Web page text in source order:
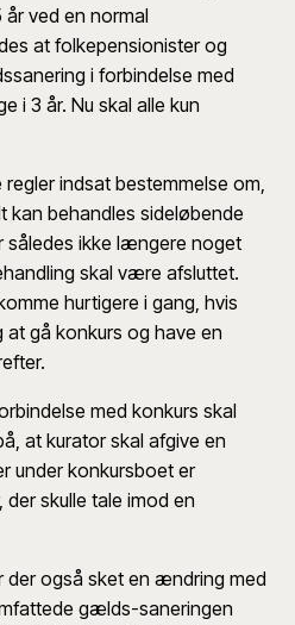
ved en normal
at folkepensionister og
i forbindelse med
i 3 år. Nu skal alle kun
indsat bestemmelse om,
behandles sideløbende
således ikke længere noget
skal være afsluttet.
hurtigere i gang, hvis
gå konkurs og have en
med konkurs skal
at kurator skal afgive en
under konkursboet er
skulle tale imod en
der også sket en ændring med
gælds-saneringen